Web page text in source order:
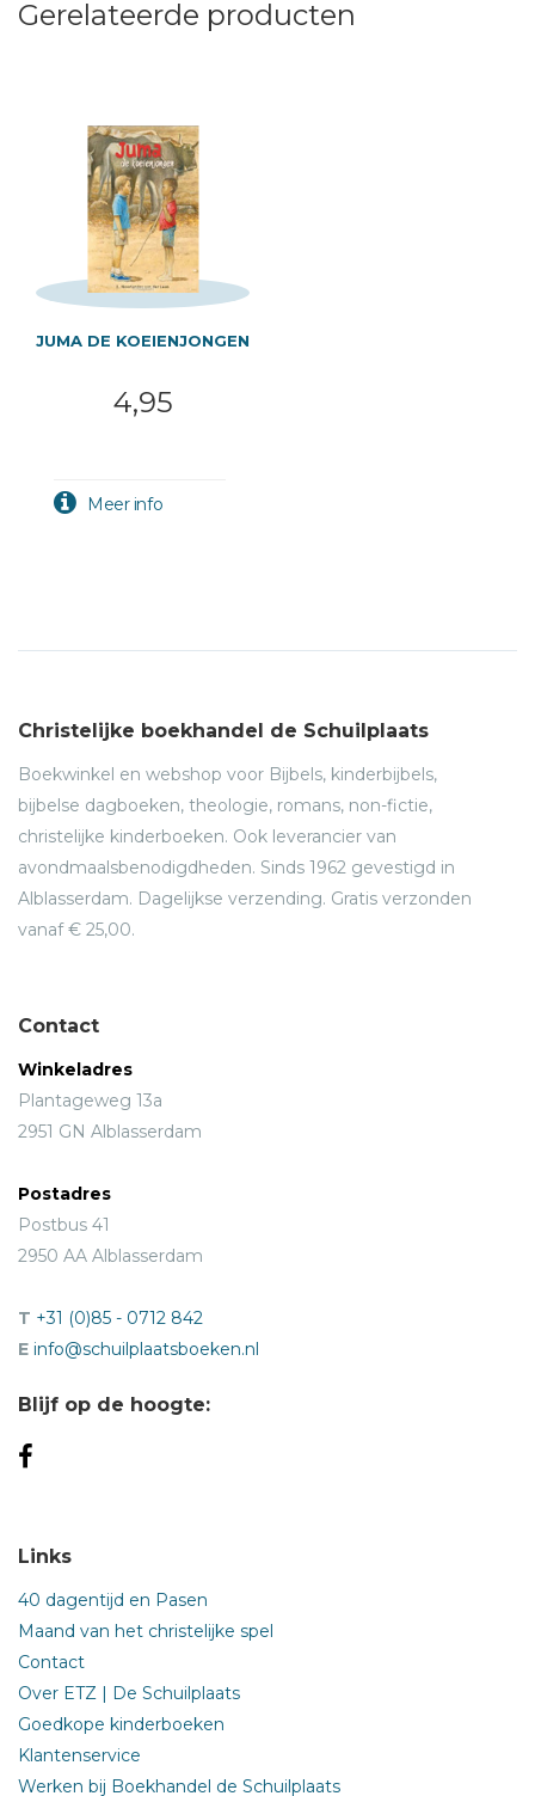
Gerelateerde producten
JUMA DE KOEIENJONGEN
4,95
Christelijke boekhandel de Schuilplaats
Boekwinkel en webshop voor Bijbels, kinderbijbels,
bijbelse dagboeken, theologie, romans, non-fictie,
christelijke kinderboeken. Ook leverancier van
avondmaalsbenodigdheden. Sinds 1962 gevestigd in
Alblasserdam. Dagelijkse verzending. Gratis verzonden
vanaf € 25,00.
Contact
Winkeladres
Plantageweg 13a
2951 GN Alblasserdam
Postadres
Postbus 41
2950 AA Alblasserdam
T +31 (0)85 - 0712 842
E info@schuilplaatsboeken.nl
Blijf op de hoogte:
Links
40 dagentijd en Pasen
Maand van het christelijke spel
Contact
Over ETZ | De Schuilplaats
Goedkope kinderboeken
Klantenservice
Werken bij Boekhandel de Schuilplaats